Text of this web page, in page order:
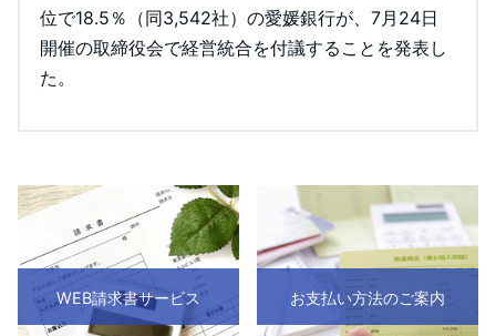
位で18.5％（同3,542社）の愛媛銀行が、7月24日
開催の取締役会で経営統合を付議することを発表し
た。
WEB請求書サービス お支払い方法のご案内